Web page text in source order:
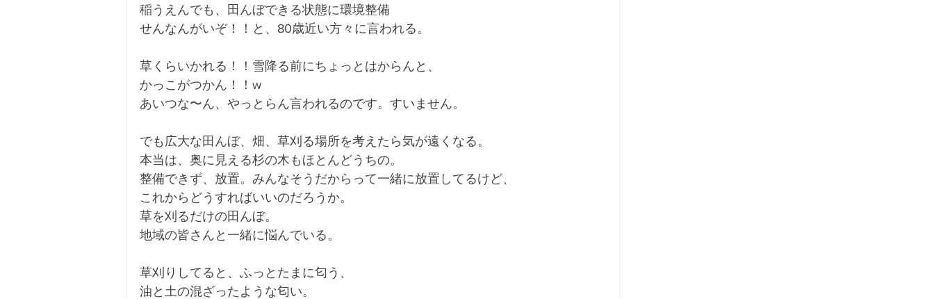
稲うえんでも、田んぼできる状態に環境整備
せんなんがいぞ！！と、80歳近い方々に言われる。
草くらいかれる！！雪降る前にちょっとはからんと、
かっこがつかん！！w
あいつな〜ん、やっとらん言われるのです。すいません。
でも広大な田んぼ、畑、草刈る場所を考えたら気が遠くなる。
本当は、奥に見える杉の木もほとんどうちの。
整備できず、放置。みんなそうだからって一緒に放置してるけど、
これからどうすればいいのだろうか。
草を刈るだけの田んぼ。
地域の皆さんと一緒に悩んでいる。
草刈りしてると、ふっとたまに匂う、
油と土の混ざったような匂い。